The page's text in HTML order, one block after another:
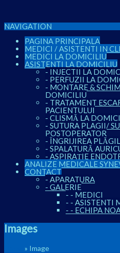
NAVIGATION
PAGINA PRINCIPALA
MEDICI / ASISTENTI IN
MEDICI LA DOMICILIU
ASISTENTI LA DOMICILIU
- INJECTII LA
- PERFUZII LA
- MONTARE &
DOMICILIU
- TRATAMENT
PACIENTULUI
- CLISMĂ LA
- SUTURA PLAGII/
POSTOPERATOR
- ÎNGRIJIREA
- SPALATURĂ
- ASPIRAȚIE
ANALIZE MEDICALE
CONTACT
- APARATURA
- GALERIE
- - MEDICI
- - ASISTENTI
- - ECHIPA
Images
» Image